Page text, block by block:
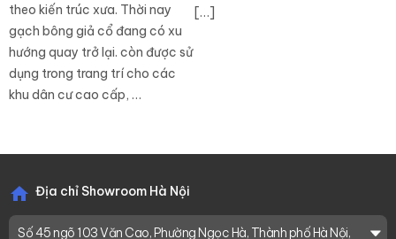
theo kiến trúc xưa. Thời nay
gạch bông giả cổ đang có xu
hướng quay trở lại. còn được sử
dụng trong trang trí cho các
khu dân cư cao cấp, …
[…]
Địa chỉ Showroom Hà Nội
Số 45 ngõ 103 Văn Cao, Phường Ngọc Hà, Thành phố Hà Nội,